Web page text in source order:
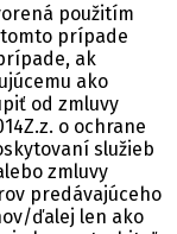
použitím
prípade
ak
ako
od zmluvy
o ochrane
služieb
zmluvy
predávajúceho
ďalej len ako